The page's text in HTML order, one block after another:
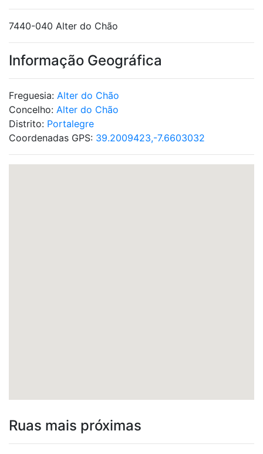
7440-040 Alter do Chão
Informação Geográfica
Freguesia: Alter do Chão
Concelho: Alter do Chão
Distrito: Portalegre
Coordenadas GPS: 39.2009423,-7.6603032
Ruas mais próximas